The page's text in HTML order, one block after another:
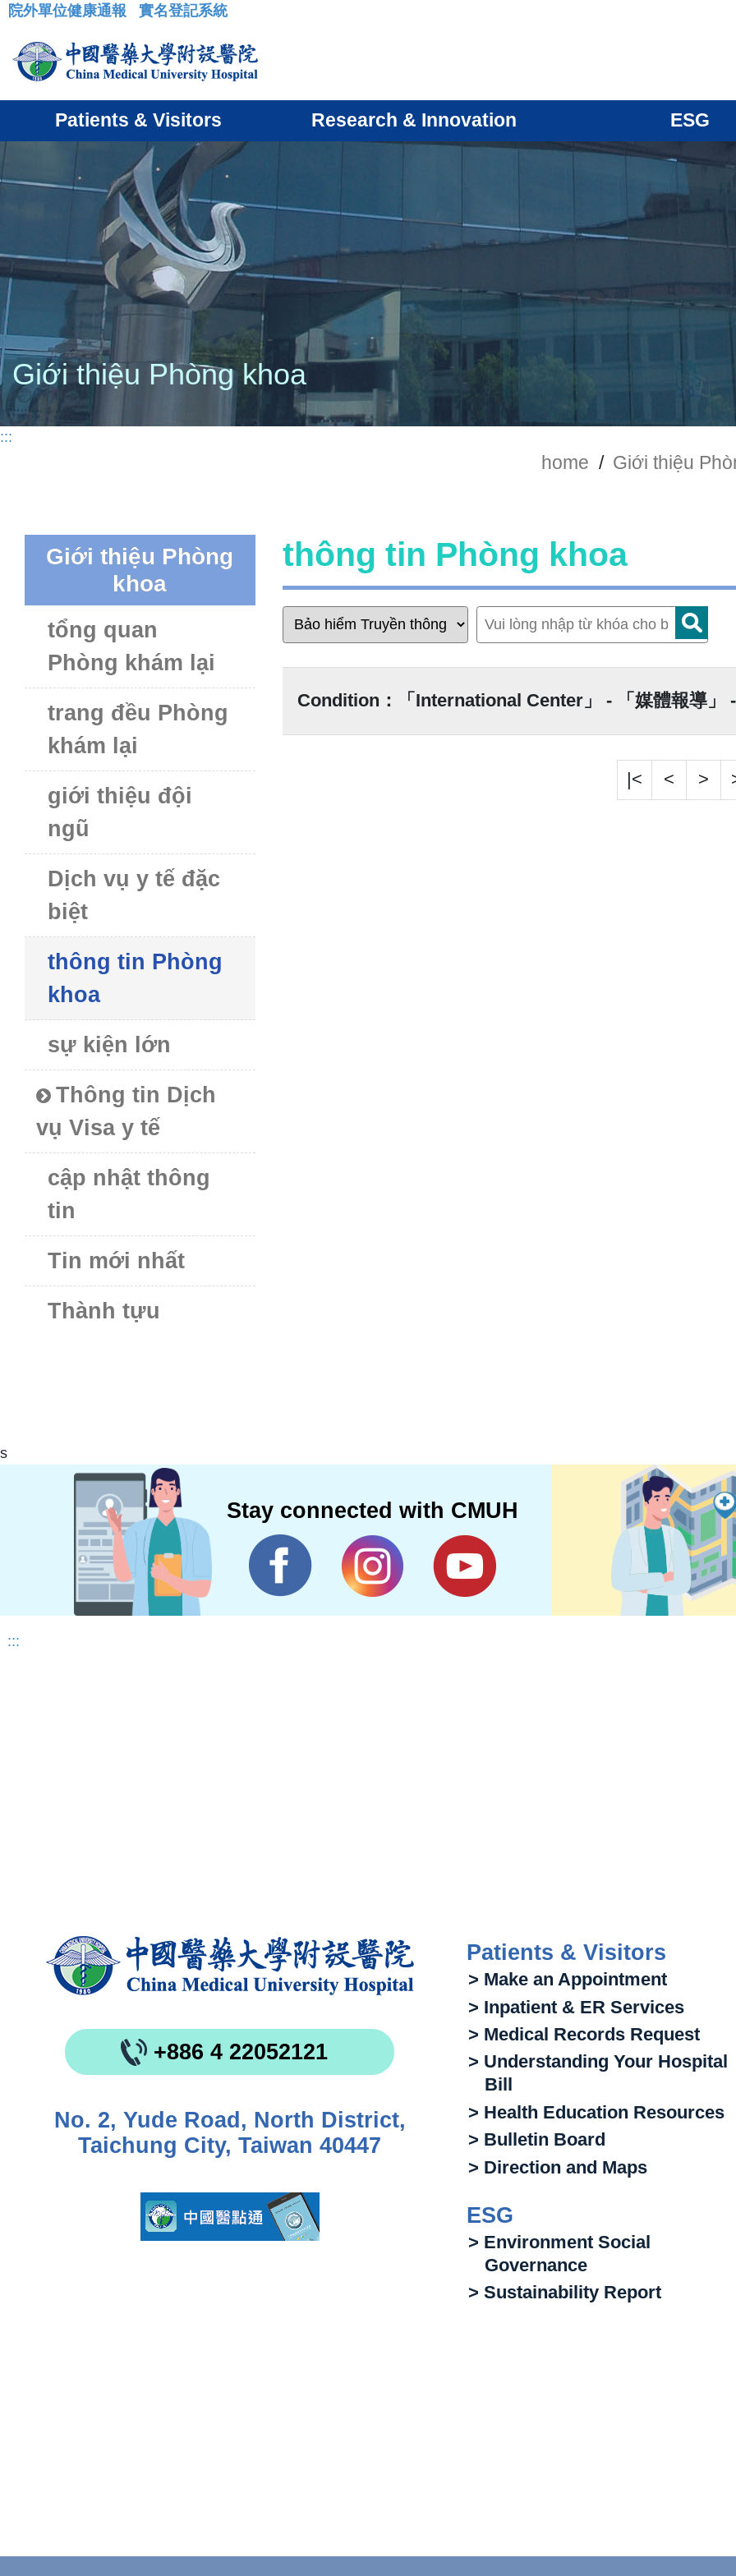
:::
院外單位健康通報 實名登記系統
Patients & Visitors Research & Innovation ESG
Giới thiệu Phòng khoa
:::
home / Giới thiệu
Giới thiệu Phòng
khoa
tổng quan
Phòng khám lại
trang đều Phòng
khám lại
giới thiệu đội
ngũ
Dịch vụ y tế đặc
biệt
thông tin Phòng
khoa
sự kiện lớn
Thông tin Dịch
vụ Visa y tế
cập nhật thông
tin
Tin mới nhất
Thành tựu
thông tin Phòng khoa
Condition：「International Center」 - 「媒體報導」
|< < >
s
Stay connected with CMUH
:::
+886 4 22052121
No. 2, Yude Road, North District,
Taichung City, Taiwan 40447
Patients & Visitors
> Make an Appointment
> Inpatient & ER Services
> Medical Records Request
> Understanding Your Hospital
Bill
> Health Education Resources
> Bulletin Board
> Direction and Maps
ESG
> Environment Social
Governance
> Sustainability Report